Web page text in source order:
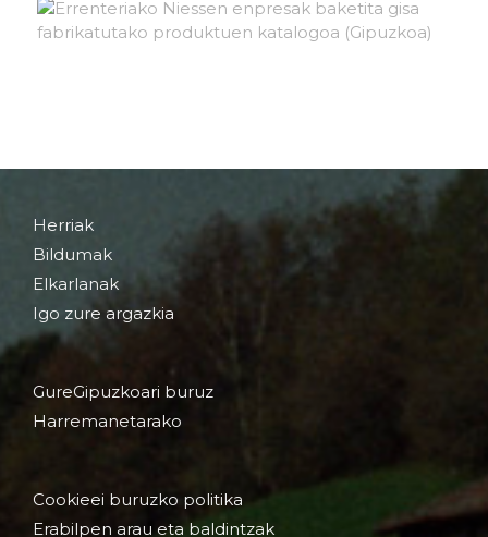
Herriak
Bildumak
Elkarlanak
Igo zure argazkia
GureGipuzkoari buruz
Harremanetarako
Cookieei buruzko politika
Erabilpen arau eta baldintzak